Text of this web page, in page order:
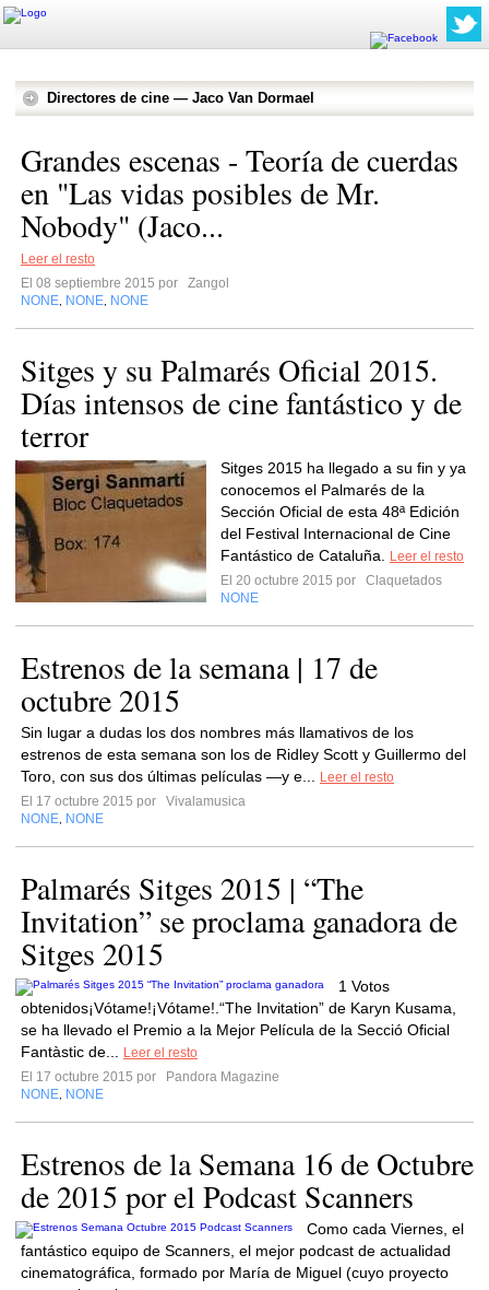
Directores de cine — Jaco Van Dormael
Grandes escenas - Teoría de cuerdas
en "Las vidas posibles de Mr.
Nobody" (Jaco...
Leer el resto
El 08 septiembre 2015 por
Zangol
NONE NONE NONE
Sitges y su Palmarés Oficial 2015.
Días intensos de cine fantástico y de
terror
Sitges 2015 ha llegado a su fin y ya
conocemos el Palmarés de la
Sección Oficial de esta 48ª Edición
del Festival Internacional de Cine
Fantástico de Cataluña.
Leer el resto
El 20 octubre 2015 por
Claquetados
NONE
Estrenos de la semana | 17 de
octubre 2015
Sin lugar a dudas los dos nombres más llamativos de los
estrenos de esta semana son los de Ridley Scott y Guillermo del
Toro, con sus dos últimas películas —y e...
Leer el resto
El 17 octubre 2015 por
Vivalamusica
NONE NONE
Palmarés Sitges 2015 | “The
Invitation” se proclama ganadora de
Sitges 2015
1 Votos
obtenidos¡Vótame!¡Vótame!.“The Invitation” de Karyn Kusama,
se ha llevado el Premio a la Mejor Película de la Secció Oficial
Fantàstic de...
Leer el resto
El 17 octubre 2015 por
Pandora Magazine
NONE NONE
Estrenos de la Semana 16 de Octubre
de 2015 por el Podcast Scanners
Como cada Viernes, el
fantástico equipo de Scanners, el mejor podcast de actualidad
cinematográfica, formado por María de Miguel (cuyo proyecto